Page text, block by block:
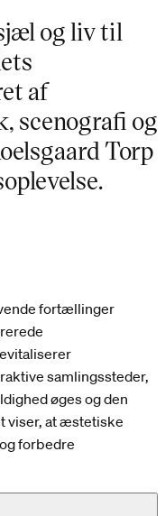
og liv til
af
scenografi og
Torp
fortællinger
samlingssteder,
øges og den
viser, at æstetiske
forbedre